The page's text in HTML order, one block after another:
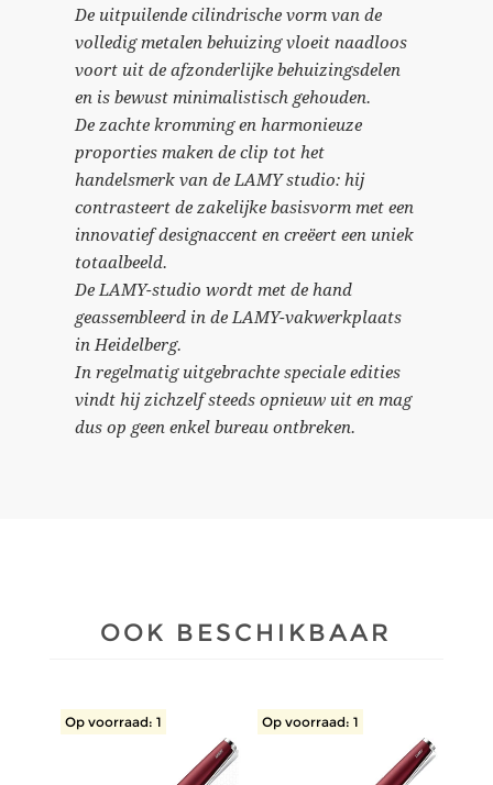
De uitpuilende cilindrische vorm van de
volledig metalen behuizing vloeit naadloos
voort uit de afzonderlijke behuizingsdelen
en is bewust minimalistisch gehouden.
De zachte kromming en harmonieuze
proporties maken de clip tot het
handelsmerk van de LAMY studio: hij
contrasteert de zakelijke basisvorm met een
innovatief designaccent en creëert een uniek
totaalbeeld.
De LAMY-studio wordt met de hand
geassembleerd in de LAMY-vakwerkplaats
in Heidelberg.
In regelmatig uitgebrachte speciale edities
vindt hij zichzelf steeds opnieuw uit en mag
dus op geen enkel bureau ontbreken.
OOK BESCHIKBAAR
Op voorraad: 1 Op voorraad: 1